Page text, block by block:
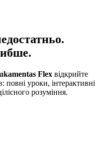
Flex відкрийте
повні уроки, інтерактивні
розуміння.